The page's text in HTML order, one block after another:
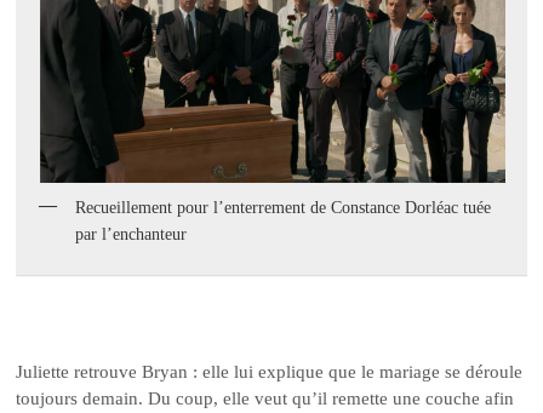
Recueillement pour l’enterrement de Constance Dorléac tuée
par l’enchanteur
Juliette retrouve Bryan : elle lui explique que le mariage se déroule
toujours demain. Du coup, elle veut qu’il remette une couche afin